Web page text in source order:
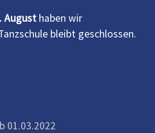
August haben wir
bleibt geschlossen.
01.03.2022